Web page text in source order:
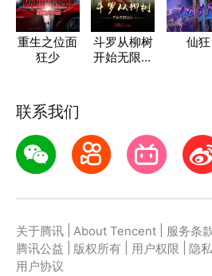
重生之位面
狂少
斗罗从柳树
开始无限进
仙狂
联系我们
关于腾讯 About Tencent 服务条
腾讯公益
版权所有 用户权限 隐
用户协议